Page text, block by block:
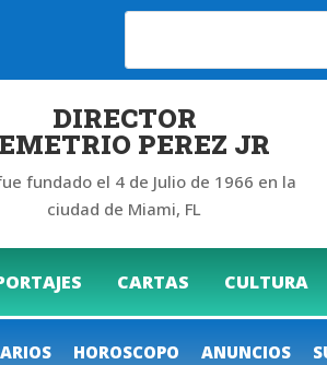
DIRECTOR
PEREZ JR
fundado el 4 de Julio de 1966 en la
ciudad de Miami, FL
CARTAS CULTURA
HOROSCOPO ANUNCIOS